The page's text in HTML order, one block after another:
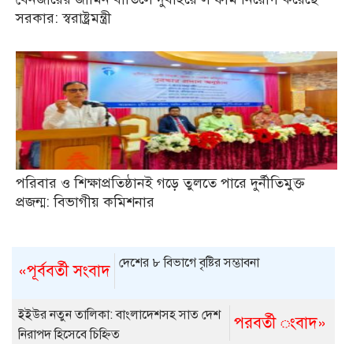
সরকার: স্বরাষ্ট্রমন্ত্রী
পরিবার ও শিক্ষাপ্রতিষ্ঠানই গড়ে তুলতে পারে দুর্নীতিমুক্ত
প্রজন্ম: বিভাগীয় কমিশনার
«পূর্ববর্তী সংবাদ দেশের ৮ বিভাগে বৃষ্টির সম্ভাবনা
পরবর্তী ংবাদ»
ইইউর নতুন তালিকা: বাংলাদেশসহ সাত দেশ
নিরাপদ হিসেবে চিহ্নিত